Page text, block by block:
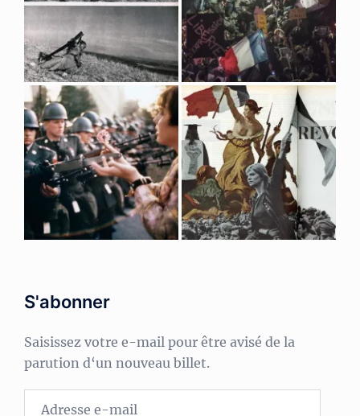
S'abonner
Saisissez votre e-mail pour être avisé de la
parution d‘un nouveau billet.